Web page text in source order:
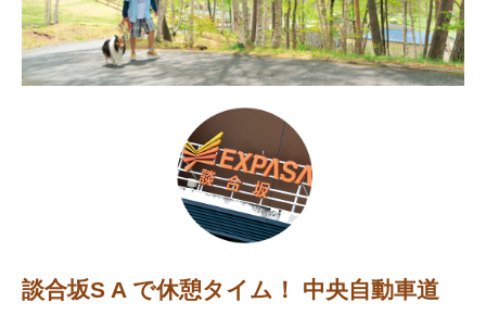
談合坂S A で休憩タイム！ 中央自動車道